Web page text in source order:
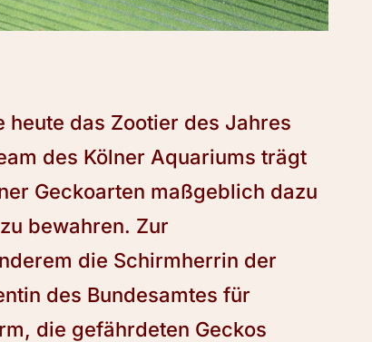
heute das Zootier des Jahres
des Kölner Aquariums trägt
Geckoarten maßgeblich dazu
bewahren. Zur
die Schirmherrin der
des Bundesamtes für
die gefährdeten Geckos